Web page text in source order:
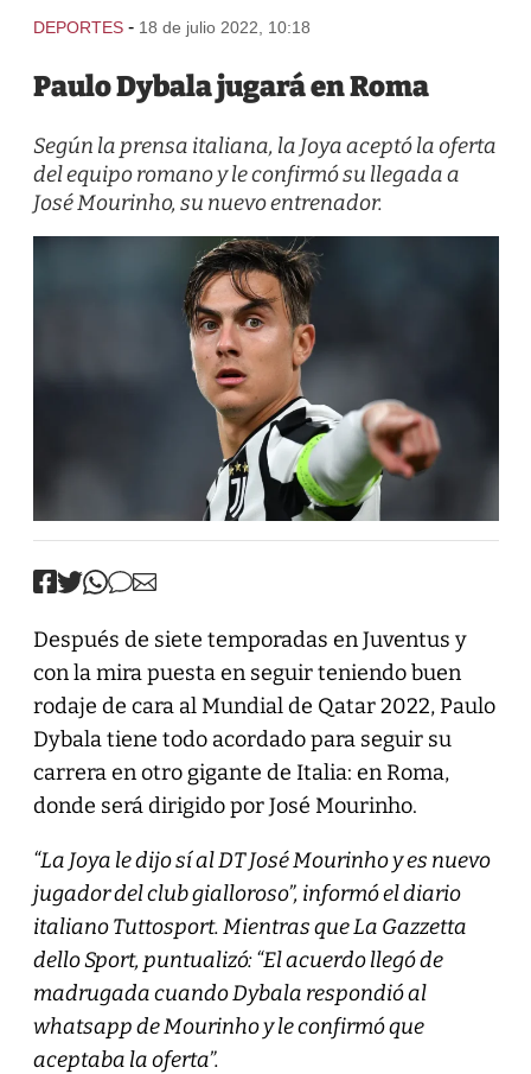
DEPORTES - 18 de julio 2022, 10:18
Paulo Dybala jugará en Roma
Según la prensa italiana, la Joya aceptó la oferta
del equipo romano y le confirmó su llegada a
José Mourinho, su nuevo entrenador.
Después de siete temporadas en Juventus y
con la mira puesta en seguir teniendo buen
rodaje de cara al Mundial de Qatar 2022, Paulo
Dybala tiene todo acordado para seguir su
carrera en otro gigante de Italia: en Roma,
donde será dirigido por José Mourinho.
“La Joya le dijo sí al DT José Mourinho y es nuevo
jugador del club gialloroso”, informó el diario
italiano Tuttosport. Mientras que La Gazzetta
dello Sport, puntualizó: “El acuerdo llegó de
madrugada cuando Dybala respondió al
whatsapp de Mourinho y le confirmó que
aceptaba la oferta”.